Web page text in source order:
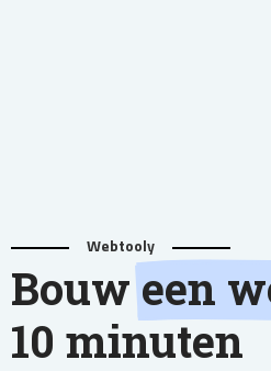
Webtooly
Bouw een
10 minuten